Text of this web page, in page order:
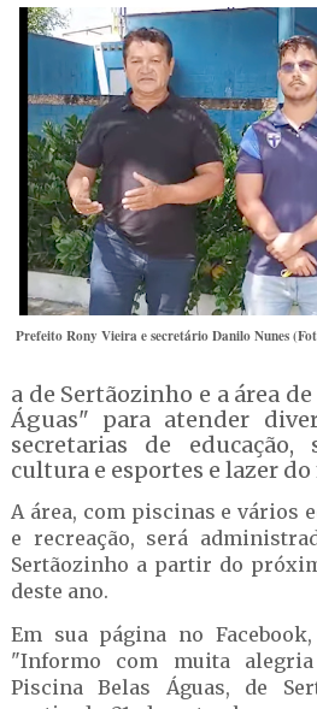
Prefeito Rony Vieira e secretário Danilo Nunes
a de Sertãozinho e a área
Águas" para atender
secretarias de educação,
cultura e esportes e lazer
A área, com piscinas e vários
e recreação, será
Sertãozinho a partir do
deste ano.
Em sua página no
"Informo com muita
Piscina Belas Águas, de